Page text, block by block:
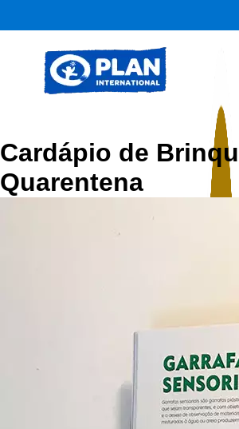
Cardápio de
Quarentena